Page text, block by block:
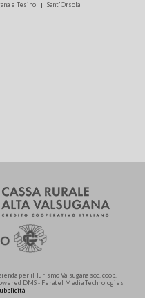
e Tesino Sant'Orsola
per il Turismo Valsugana soc. coop.
DMS - Feratel Media Technologies